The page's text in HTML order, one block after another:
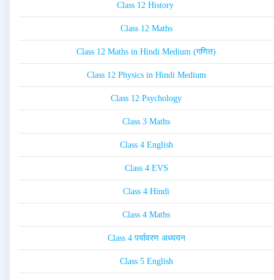
Class 12 History
Class 12 Maths
Class 12 Maths in Hindi Medium (गणित)
Class 12 Physics in Hindi Medium
Class 12 Psychology
Class 3 Maths
Class 4 English
Class 4 EVS
Class 4 Hindi
Class 4 Maths
Class 4 पर्यावरण अध्ययन
Class 5 English